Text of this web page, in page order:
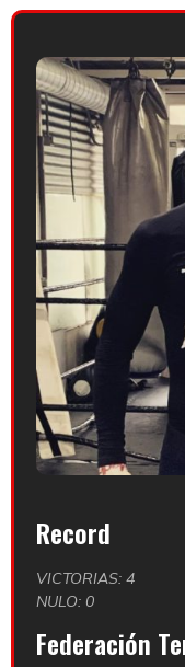
Record
VICTORIAS: 4
NULO: 0
Federación